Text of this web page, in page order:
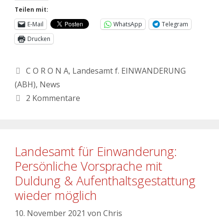
Teilen mit:
E-Mail
WhatsApp
Telegram
Drucken
C O R O N A, Landesamt f. EINWANDERUNG
(ABH), News
2 Kommentare
Landesamt für Einwanderung:
Persönliche Vorsprache mit
Duldung & Aufenthaltsgestattung
wieder möglich
10. November 2021 von Chris